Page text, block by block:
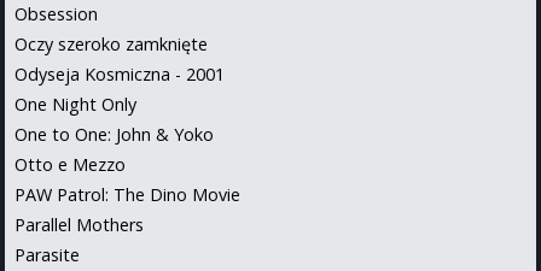
Obsession
Oczy szeroko zamknięte
Odyseja Kosmiczna - 2001
One Night Only
One to One: John & Yoko
Otto e Mezzo
PAW Patrol: The Dino Movie
Parallel Mothers
Parasite